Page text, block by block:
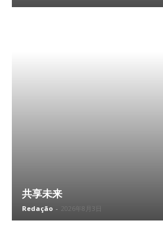
共享未来
Redação - 2026年8月3日